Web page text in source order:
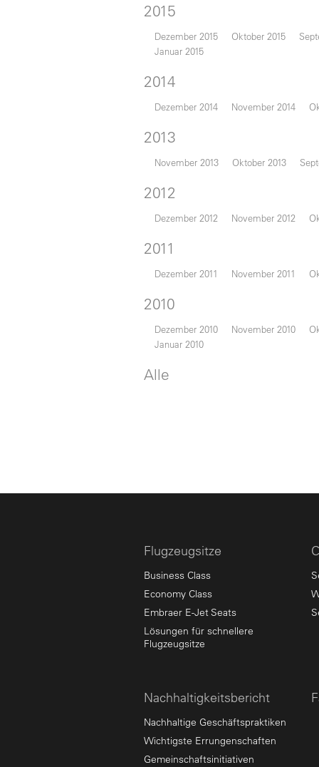
2015
Dezember 2015 Oktober 2015
Januar 2015
2014
Dezember 2014 November 2014
2013
November 2013 Oktober 2013
2012
Dezember 2012 November 2012
2011
Dezember 2011 November 2011
2010
Dezember 2010 November 2010
Januar 2010
Alle
Flugzeugsitze
Business Class
Economy Class
Embraer E-Jet Seats
Lösungen für schnellere
Flugzeugsitze
Nachhaltigkeitsbericht
Nachhaltige Geschäftspraktiken
Wichtigste Errungenschaften
Gemeinschaftsinitiativen